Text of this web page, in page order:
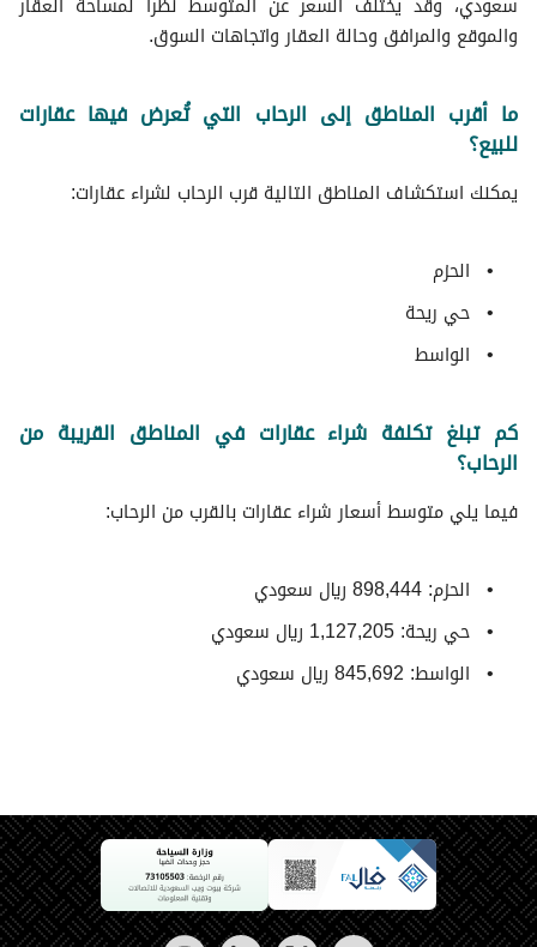
والموقع والمرافق وحالة العقار واتجاهات السوق.
ما أقرب المناطق إلى الرحاب التي تُعرض فيها عقارات
للبيع؟
يمكنك استكشاف المناطق التالية قرب الرحاب لشراء عقارات:
الحزم
حي ريحة
الواسط
كم تبلغ تكلفة شراء عقارات في المناطق القريبة من
الرحاب؟
فيما يلي متوسط ​​أسعار شراء عقارات بالقرب من الرحاب:
الحزم: 898,444 ريال سعودي
حي ريحة: 1,127,205 ريال سعودي
الواسط: 845,692 ريال سعودي